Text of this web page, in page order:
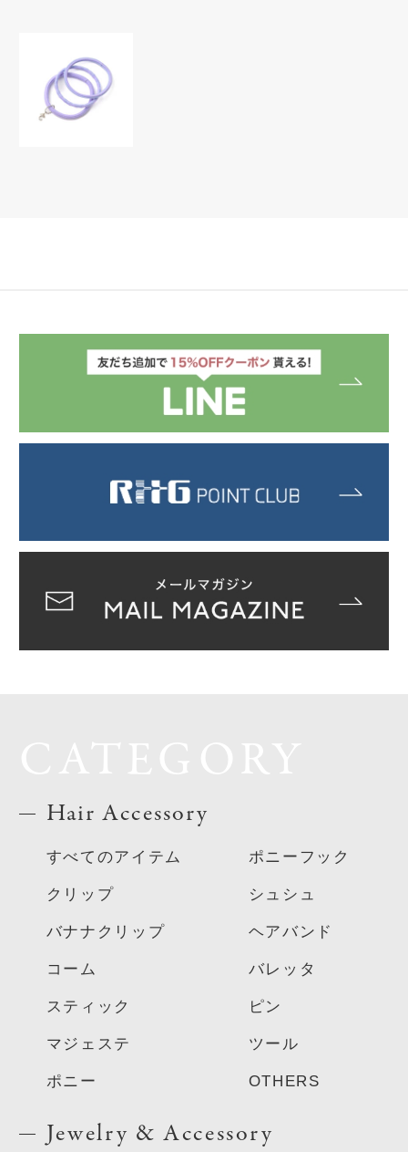
Hair Accessory
すべてのアイテム
クリップ
バナナクリップ
コーム
スティック
マジェステ
ポニー
ポニーフック
シュシュ
ヘアバンド
バレッタ
ピン
ツール
OTHERS
Jewelry & Accessory